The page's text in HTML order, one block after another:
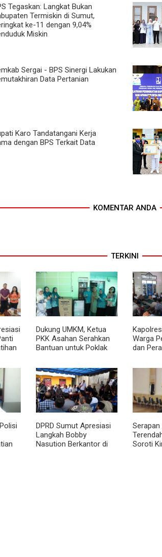
Tegaskan: Langkat Bukan
Termiskin di Sumut,
ke-11 dengan 9,04%
Miskin
Sergai - BPS Sinergi Lakukan
Data Pertanian
Karo Tandatangani Kerja
dengan BPS Terkait Data
KOMENTAR ANDA
TERKINI
Dukung UMKM, Ketua
PKK Asahan Serahkan
Bantuan untuk Poklak
Warga
dan
Curhat
DPRD Sumut Apresiasi
Langkah Bobby
Nasution Berkantor di
Serapan
Soroti